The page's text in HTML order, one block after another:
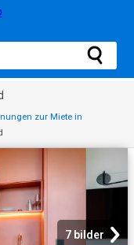
zur Miete in
7 bilder